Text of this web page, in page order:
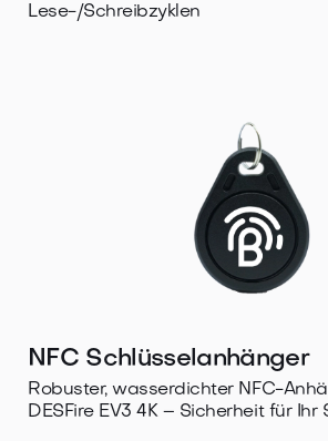
Lese-/Schreibzyklen
NFC Schlüsselanhänger
Robuster, wasserdichter NFC-
DESFire EV3 4K – Sicherheit für Ihr